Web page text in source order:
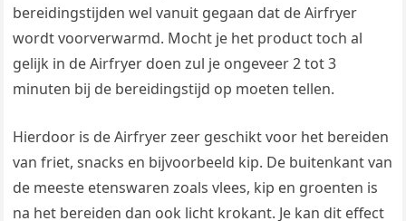
bereidingstijden wel vanuit gegaan dat de Airfryer
wordt voorverwarmd. Mocht je het product toch al
gelijk in de Airfryer doen zul je ongeveer 2 tot 3
minuten bij de bereidingstijd op moeten tellen.
Hierdoor is de Airfryer zeer geschikt voor het bereiden
van friet, snacks en bijvoorbeeld kip. De buitenkant van
de meeste etenswaren zoals vlees, kip en groenten is
na het bereiden dan ook licht krokant. Je kan dit effect